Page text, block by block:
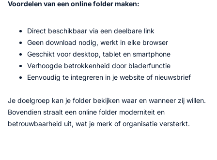
Voordelen van een online folder maken:
Direct beschikbaar via een deelbare link
Geen download nodig, werkt in elke browser
Geschikt voor desktop, tablet en smartphone
Verhoogde betrokkenheid door bladerfunctie
Eenvoudig te integreren in je website of nieuwsbrief
Je doelgroep kan je folder bekijken waar en wanneer zij willen.
Bovendien straalt een online folder moderniteit en
betrouwbaarheid uit, wat je merk of organisatie versterkt.